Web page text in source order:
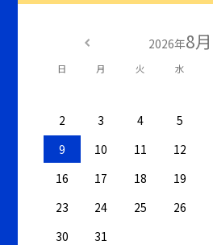
2026年8月
日 月 火 水
2
3 4 5
9
10 11 12
16
17 18 19
23
24 25 26
30
31